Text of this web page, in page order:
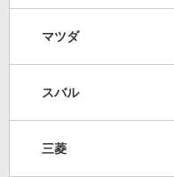
マツダ
スバル
三菱